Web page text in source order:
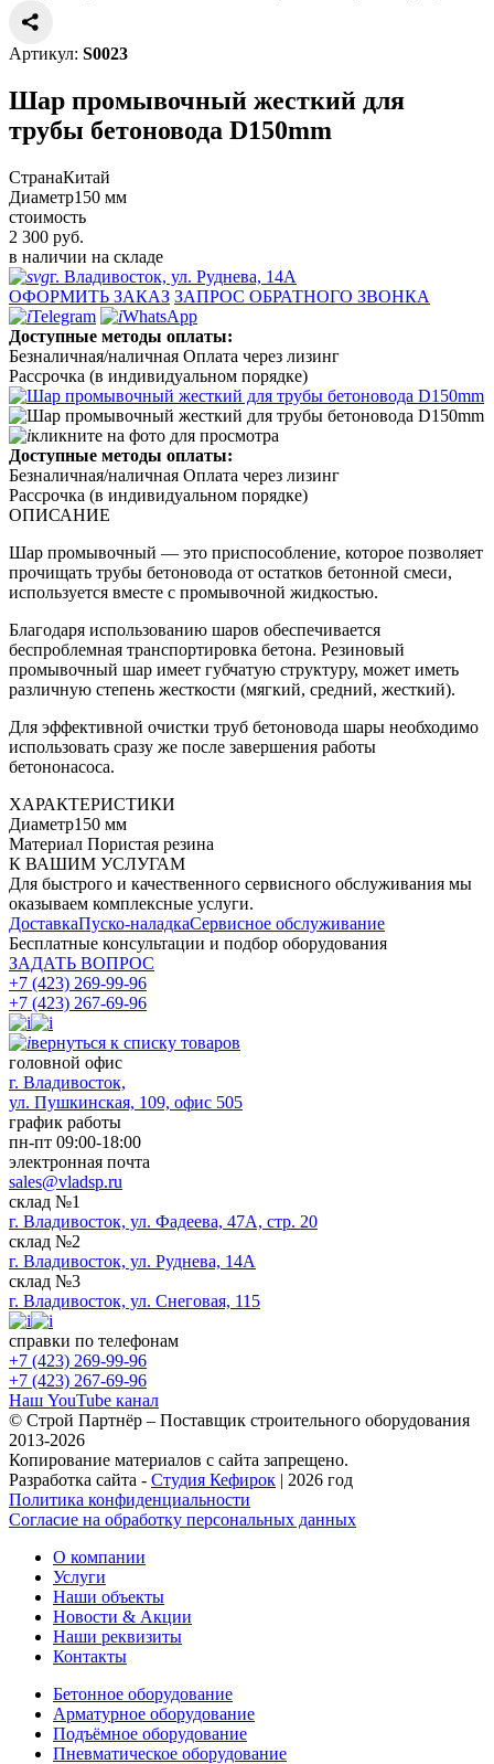
Артикул: S0023
Шар промывочный жесткий для
трубы бетоновода D150mm
СтранаКитай
Диаметр150 мм
стоимость
2 300 руб.
в наличии на складе
г. Владивосток, ул. Руднева, 14А
ОФОРМИТЬ ЗАКАЗ ЗАПРОС ОБРАТНОГО ЗВОНКА
Telegram
WhatsApp
Доступные методы оплаты:
Безналичная/наличная Оплата через лизинг
Рассрочка (в индивидуальном порядке)
кликните на фото для просмотра
Доступные методы оплаты:
Безналичная/наличная Оплата через лизинг
Рассрочка (в индивидуальном порядке)
ОПИСАНИЕ
Шар промывочный — это приспособление, которое позволяет
прочищать трубы бетоновода от остатков бетонной смеси,
используется вместе с промывочной жидкостью.
Благодаря использованию шаров обеспечивается
беспроблемная транспортировка бетона. Резиновый
промывочный шар имеет губчатую структуру, может иметь
различную степень жесткости (мягкий, средний, жесткий).
Для эффективной очистки труб бетоновода шары необходимо
использовать сразу же после завершения работы
бетононасоса.
ХАРАКТЕРИСТИКИ
Диаметр150 мм
Материал Пористая резина
К ВАШИМ УСЛУГАМ
Для быстрого и качественного сервисного обслуживания мы
оказываем комплексные услуги.
ДоставкаПуско-наладкаСервисное обслуживание
Бесплатные консультации и подбор оборудования
ЗАДАТЬ ВОПРОС
+7 (423) 269-99-96
+7 (423) 267-69-96
вернуться к списку товаров
головной офис
​г. Владивосток,
ул. Пушкинская, 109, офис 505
график работы
пн-пт 09:00-18:00
электронная почта
sales@vladsp.ru
склад №1
г. Владивосток, ул. Фадеева, 47А, стр. 20
склад №2
г. Владивосток, ул. Руднева, 14А
склад №3
г. Владивосток, ул. Снеговая, 115
справки по телефонам
+7 (423) 269-99-96
+7 (423) 267-69-96
Наш YouTube канал
© Строй Партнёр – Поставщик строительного оборудования
2013-2026
Копирование материалов с сайта запрещено.
Разработка сайта - Студия Кефирок | 2026 год
Политика конфиденциальности
Согласие на обработку персональных данных
О компании
Услуги
Наши объекты
Новости & Акции
Наши реквизиты
Контакты
Бетонное оборудование
Арматурное оборудование
Подъёмное оборудование
Пневматическое оборудование